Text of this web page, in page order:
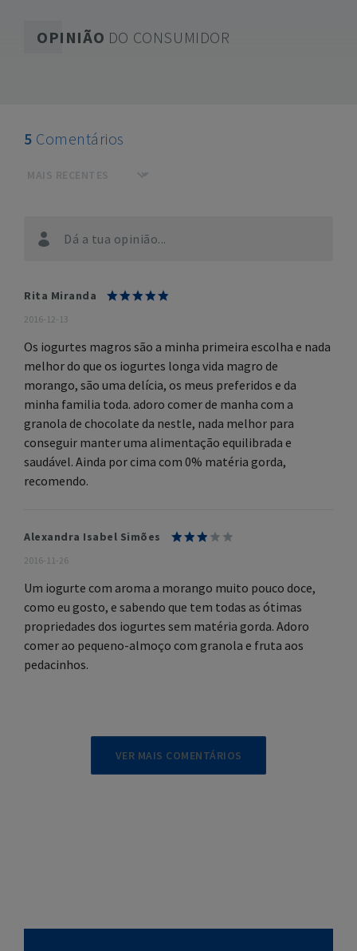
OPINIÃO DO CONSUMIDOR
Dá a tua opinião...
5 Comentários
Rita Miranda
2016-12-13
Os iogurtes magros são a minha primeira escolha e nada
melhor do que os iogurtes longa vida magro de
morango, são uma delícia, os meus preferidos e da
minha familia toda. adoro comer de manha com a
granola de chocolate da nestle, nada melhor para
conseguir manter uma alimentação equilibrada e
saudável. Ainda por cima com 0% matéria gorda,
recomendo.
Alexandra Isabel Simões
2016-11-26
Um iogurte com aroma a morango muito pouco doce,
como eu gosto, e sabendo que tem todas as ótimas
propriedades dos iogurtes sem matéria gorda. Adoro
comer ao pequeno-almoço com granola e fruta aos
pedacinhos.
VER MAIS COMENTÁRIOS